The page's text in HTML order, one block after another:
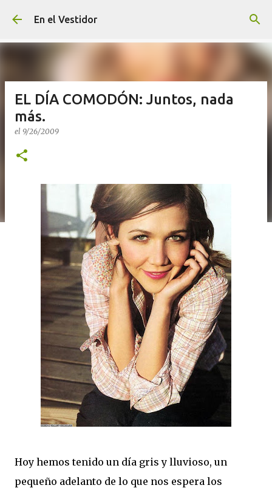
Ir al contenido principal
En el Vestidor
EL DÍA COMODÓN: Juntos, nada
más.
el 9/26/2009
Hoy hemos tenido un día gris y lluvioso, un
pequeño adelanto de lo que nos espera los